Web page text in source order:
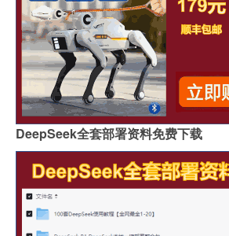
DeepSeek全套部署资料免费下载